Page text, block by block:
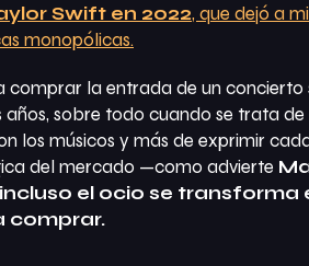
Swift en 2022, que dejó a
monopólicas.
comprar la entrada de un
sobre todo cuando se trata
los músicos y más de exprimir
del mercado —como advierte
incluso el ocio se transforma
comprar.